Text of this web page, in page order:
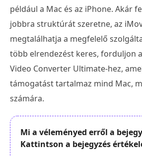
például a Mac és az iPhone. Akár
jobbra struktúrát szeretne, az
megtalálhatja a megfelelő
több elrendezést keres, forduljon
Video Converter Ultimate-hez,
támogatást tartalmaz mind Mac,
számára.
Mi a véleményed erről a
Kattintson a bejegyzés